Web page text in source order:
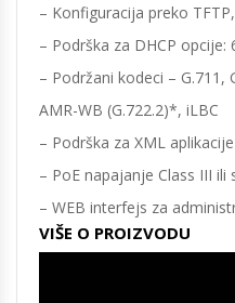
– Konfiguracija preko
– Podrška za DHCP opcije:
– Podržani kodeci – G.711,
AMR-WB (G.722.2)*, iLBC
– Podrška za XML aplikacije
– PoE napajanje Class III
– WEB interfejs za
VIŠE O PROIZVODU